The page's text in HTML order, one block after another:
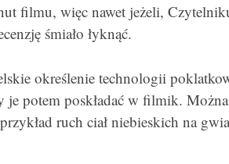
filmu, więc nawet jeżeli,
śmiało łyknąć.
określenie technologii
je potem poskładać w filmik.
ruch ciał niebieskich na